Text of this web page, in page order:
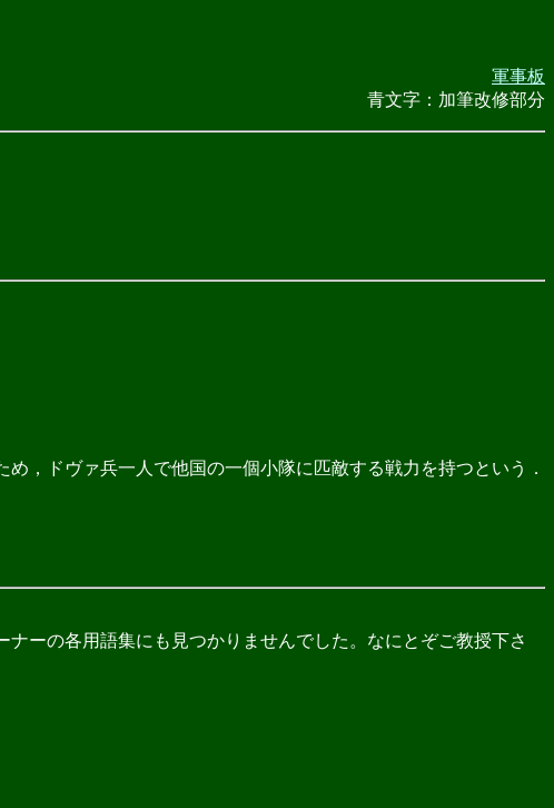
軍事板
青文字：加筆改修部分
，ドヴァ兵一人で他国の一個小隊に匹敵する戦力を持つという．
ーの各用語集にも見つかりませんでした。なにとぞご教授下さ